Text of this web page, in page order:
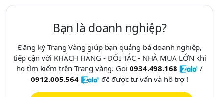
Bạn là doanh nghiệp?
Đăng ký Trang Vàng giúp bạn quảng bá doanh nghiệp,
tiếp cận với KHÁCH HÀNG - ĐỐI TÁC - NHÀ MUA LỚN khi
họ tìm kiếm trên Trang vàng. Gọi 0934.498.168
/
0912.005.564
để được tư vấn và hỗ trợ !